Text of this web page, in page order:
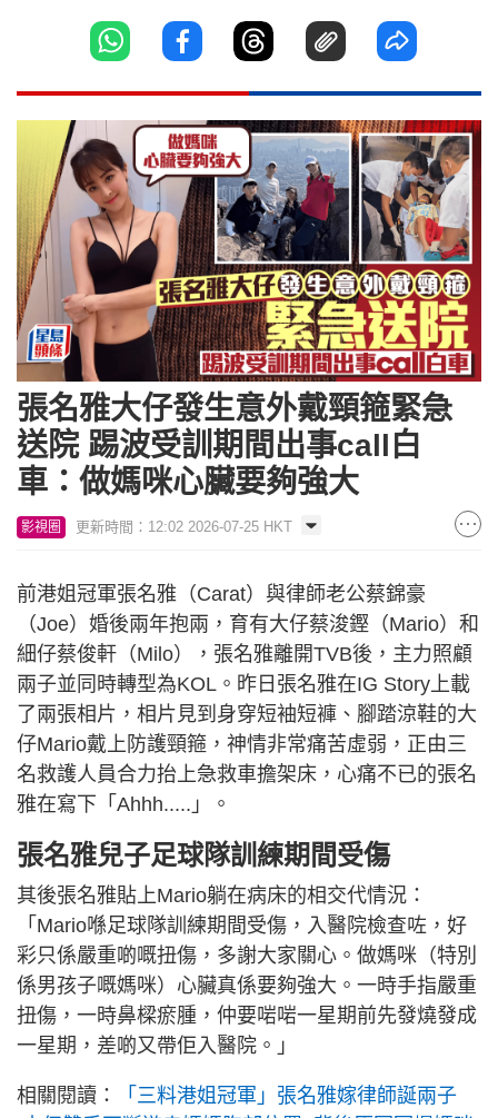
張名雅大仔發生意外戴頸箍緊急
送院 踢波受訓期間出事call白
車：做媽咪心臟要夠強大
影視圈 更新時間：12:02 2026-07-25 HKT
前港姐冠軍張名雅（Carat）與律師老公蔡錦豪
（Joe）婚後兩年抱兩，育有大仔蔡浚鏗（Mario）和
細仔蔡俊軒（Milo），張名雅離開TVB後，主力照顧
兩子並同時轉型為KOL。昨日張名雅在IG Story上載
了兩張相片，相片見到身穿短袖短褲、腳踏涼鞋的大
仔Mario戴上防護頸箍，神情非常痛苦虛弱，正由三
名救護人員合力抬上急救車擔架床，心痛不已的張名
雅在寫下「Ahhh.....」。
張名雅兒子足球隊訓練期間受傷
其後張名雅貼上Mario躺在病床的相交代情況：
「Mario喺足球隊訓練期間受傷，入醫院檢查咗，好
彩只係嚴重啲嘅扭傷，多謝大家關心。做媽咪（特別
係男孩子嘅媽咪）心臟真係要夠強大。一時手指嚴重
扭傷，一時鼻樑瘀腫，仲要啱啱一星期前先發燒發成
一星期，差啲又帶佢入醫院。」
相關閱讀：
「三料港姐冠軍」張名雅嫁律師誕兩子